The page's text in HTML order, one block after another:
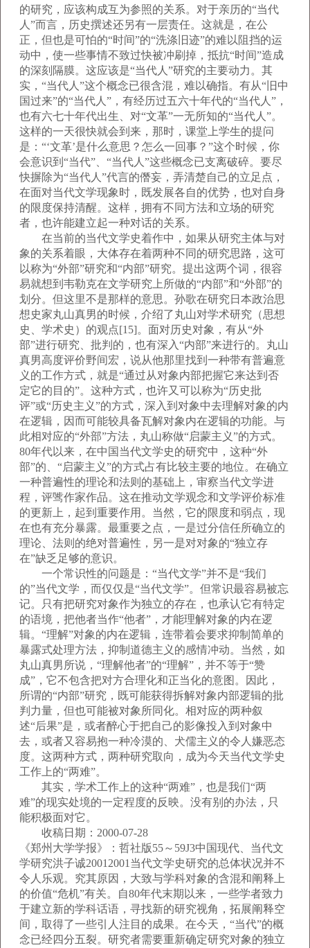
的研究，应该构成互为参照的关系。对于亲历的“当代
人”而言，历史撰述还另有一层责任。这就是，在公
正，但也是可怕的“时间”的“洗涤旧迹”的难以阻挡的运
动中，使一些事情不致过快被冲刷掉，抵抗“时间”造成
的深刻隔膜。这应该是“当代人”研究的主要动力。其
实，“当代人”这个概念已很含混，难以确指。有从“旧中
国过来”的“当代人”，有经历过五六十年代的“当代人”，
也有六七十年代出生、对“文革”一无所知的“当代人”。
这样的一天很快就会到来，那时，课堂上学生的提问
是：“‘文革’是什么意思？怎么一回事？”这个时候，你
会意识到“当代”、“当代人”这些概念已支离破碎。要尽
快摒除为“当代人”代言的僭妄，弄清楚自己的立足点，
在面对当代文学现象时，既发展各自的优势，也对自身
的限度保持清醒。这样，拥有不同方法和立场的研究
者，也许能建立起一种对话的关系。
在当前的当代文学史着作中，如果从研究主体与对
象的关系着眼，大体存在着两种不同的研究思路，这可
以称为“外部”研究和“内部”研究。提出这两个词，很容
易就想到韦勒克在文学研究上所做的“内部”和“外部”的
划分。但这里不是那样的意思。孙歌在研究日本政治思
想史家丸山真男的时候，介绍了丸山对学术研究（思想
史、学术史）的观点[15]。面对历史对象，有从“外
部”进行研究、批判的，也有深入“内部”来进行的。丸山
真男高度评价野间宏，说从他那里找到一种带有普遍意
义的工作方式，就是“通过从对象内部把握它来达到否
定它的目的”。这种方式，也许又可以称为“历史批
评”或“历史主义”的方式，深入到对象中去理解对象的内
在逻辑，因而可能较具备瓦解对象内在逻辑的功能。与
此相对应的“外部”方法，丸山称做“启蒙主义”的方式。
80年代以来，在中国当代文学史的研究中，这种“外
部”的、“启蒙主义”的方式占有比较主要的地位。在确立
一种普遍性的理论和法则的基础上，审察当代文学进
程，评骘作家作品。这在推动文学观念和文学评价标准
的更新上，起到重要作用。当然，它的限度和弱点，现
在也有充分暴露。最重要之点，一是过分信任所确立的
理论、法则的绝对普遍性，另一是对对象的“独立存
在”缺乏足够的意识。
一个常识性的问题是：“当代文学”并不是“我们
的”当代文学，而仅仅是“当代文学”。但常识最容易被忘
记。只有把研究对象作为独立的存在，也承认它有特定
的语境，把他者当作“他者”，才能理解对象的内在逻
辑。“理解”对象的内在逻辑，连带着会要求抑制简单的
暴露式处理方法，抑制道德主义的感情冲动。当然，如
丸山真男所说，“理解他者”的“理解”，并不等于“赞
成”，它不包含把对方合理化和正当化的意图。因此，
所谓的“内部”研究，既可能获得拆解对象内部逻辑的批
判力量，但也可能被对象所同化。相对应的两种叙
述“后果”是，或者醉心于把自己的影像投入到对象中
去，或者又容易抱一种冷漠的、犬儒主义的令人嫌恶态
度。这两种方式，两种研究取向，成为今天当代文学史
工作上的“两难”。
其实，学术工作上的这种“两难”，也是我们“两
难”的现实处境的一定程度的反映。没有别的办法，只
能积极面对它。
收稿日期：2000-07-28
《郑州大学学报》：哲社版55～59J3中国现代、当代文
学研究洪子诚20012001当代文学史研究的总体状况并不
令人乐观。究其原因，大致与学科对象的含混和阐释上
的价值“危机”有关。自80年代末期以来，一些学者致力
于建立新的学科话语，寻找新的研究视角，拓展阐释空
间，取得了一些引人注目的成果。在今天，“当代”的概
念已经四分五裂。研究者需要重新确定研究对象的独立